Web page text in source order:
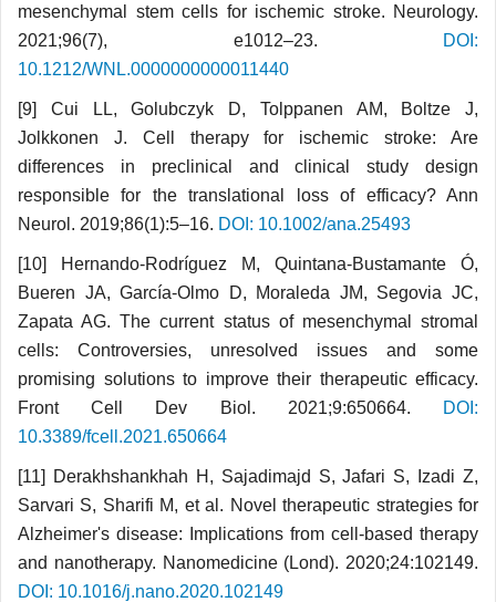
mesenchymal stem cells for ischemic stroke. Neurology.
2021;96(7), e1012–23.
DOI:
10.1212/WNL.0000000000011440
[9] Cui LL, Golubczyk D, Tolppanen AM, Boltze J,
Jolkkonen J. Cell therapy for ischemic stroke: Are
differences in preclinical and clinical study design
responsible for the translational loss of efficacy? Ann
Neurol. 2019;86(1):5–16. DOI: 10.1002/ana.25493
[10] Hernando-Rodríguez M, Quintana-Bustamante Ó,
Bueren JA, García-Olmo D, Moraleda JM, Segovia JC,
Zapata AG. The current status of mesenchymal stromal
cells: Controversies, unresolved issues and some
promising solutions to improve their therapeutic efficacy.
Front Cell Dev Biol. 2021;9:650664.
DOI:
10.3389/fcell.2021.650664
[11] Derakhshankhah H, Sajadimajd S, Jafari S, Izadi Z,
Sarvari S, Sharifi M, et al. Novel therapeutic strategies for
Alzheimer's disease: Implications from cell-based therapy
and nanotherapy. Nanomedicine (Lond). 2020;24:102149.
DOI: 10.1016/j.nano.2020.102149